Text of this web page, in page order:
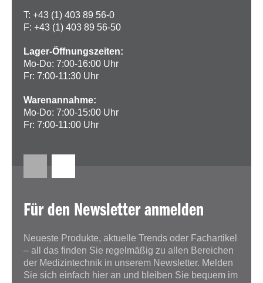
T: +43 (1) 403 89 56-0
F: +43 (1) 403 89 56-50
Lager-Öffnungszeiten:
Mo-Do: 7:00-16:00 Uhr
Fr: 7:00-11:30 Uhr
Warenannahme:
Mo-Do: 7:00-15:00 Uhr
Fr: 7:00-11:00 Uhr
Für den Newsletter anmelden
Neueste Produkte, aktuelle Trends oder Fachartikel
– all das finden Sie regelmäßig zu allen Bereichen
der Medizintechnik in unserem Newsletter. Melden
Sie sich einfach hier an und bleiben Sie bequem im